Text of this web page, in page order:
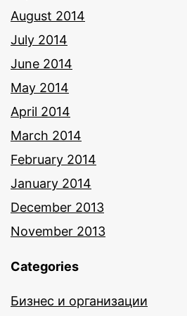
August 2014
July 2014
June 2014
May 2014
April 2014
March 2014
February 2014
January 2014
December 2013
November 2013
Categories
Бизнес и организации